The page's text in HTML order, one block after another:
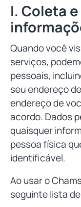
I. Coleta
Quando você
serviços,
pessoais,
seu endereço
endereço de
acordo. Dados
quaisquer
pessoa física
identificável.
Ao usar o
seguinte lista